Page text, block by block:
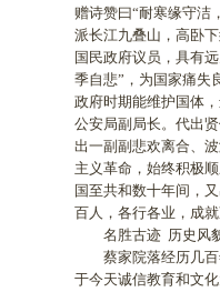
赠诗赞曰“耐寒缘守洁
派长江九叠山，高卧
国民政府议员，具有
季自悲”，为国家痛失
政府时期能维护国体
公安局副局长。代出
出一副副悲欢离合、
主义革命，始终积极
国至共和数十年间，
百人，各行各业，成
名胜古迹 历史风
蔡家院落经历几百
于今天诚信教育和文